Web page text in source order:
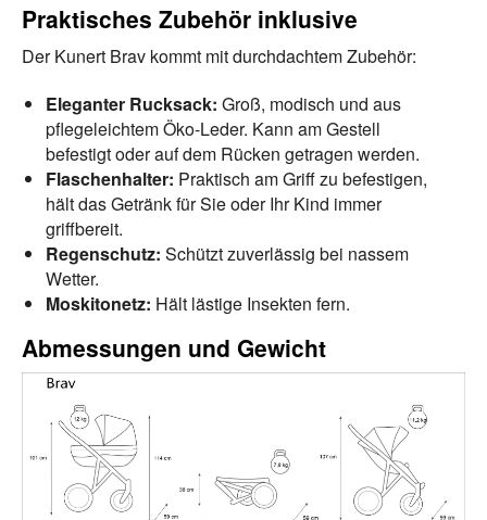
Praktisches Zubehör inklusive
Der Kunert Brav kommt mit durchdachtem Zubehör:
Eleganter Rucksack: Groß, modisch und aus
pflegeleichtem Öko-Leder. Kann am Gestell
befestigt oder auf dem Rücken getragen werden.
Flaschenhalter: Praktisch am Griff zu befestigen,
hält das Getränk für Sie oder Ihr Kind immer
griffbereit.
Regenschutz: Schützt zuverlässig bei nassem
Wetter.
Moskitonetz: Hält lästige Insekten fern.
Abmessungen und Gewicht